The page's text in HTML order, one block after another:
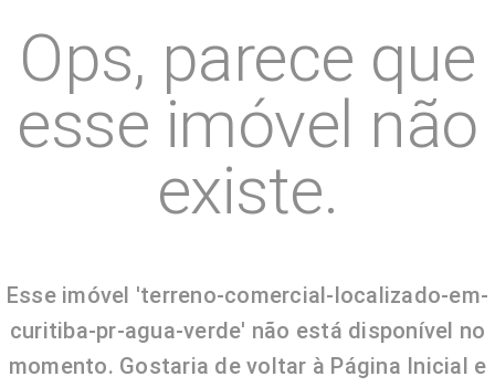
Ops, parece que
esse imóvel não
existe.
Esse imóvel 'terreno-comercial-localizado-em-
curitiba-pr-agua-verde' não está disponível no
momento. Gostaria de voltar à Página Inicial e